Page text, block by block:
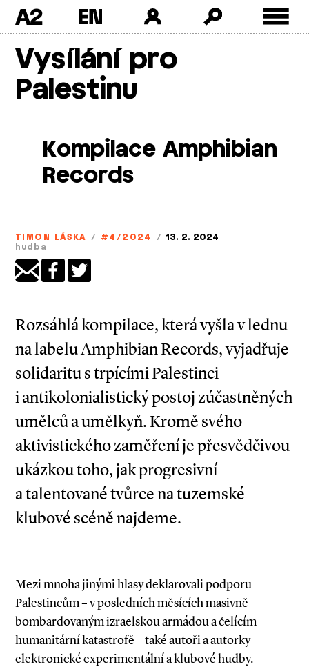
content
A2
Vysílání pro
Palestinu
Kompilace Amphibian
Records
TIMON LÁSKA / #4/2024 / 13. 2. 2024
hudba
Rozsáhlá kompilace, která vyšla v lednu
na labelu Amphibian Records, vyjadřuje
solidaritu s trpícími Palestinci
i antikolonialistický postoj zúčastněných
umělců a umělkyň. Kromě svého
aktivistického zaměření je přesvědčivou
ukázkou toho, jak progresivní
a talentované tvůrce na tuzemské
klubové scéně najdeme.
Mezi mnoha jinými hlasy deklarovali podporu
Palestincům – v posledních měsících masivně
bombardovaným izraelskou armádou a čelícím
humanitární katastrofě – také autoři a autorky
elektronické experimentální a klubové hudby.